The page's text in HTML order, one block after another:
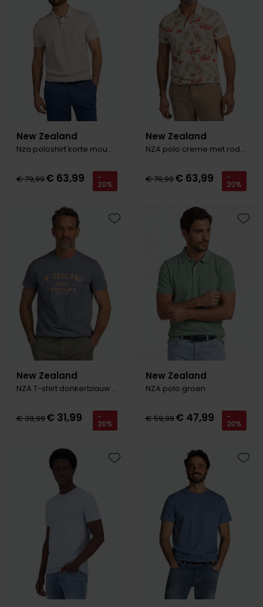
New Zealand
Nza poloshirt korte mouw ecru melange
€ 79,99€ 63,99 -
20%
New Zealand
NZA polo creme met rode bloemen print
€ 79,99€ 63,99 -
20%
New Zealand
NZA T-shirt donkerblauw gemeleerd oranje letters
€ 39,99€ 31,99 -
20%
Toevoegen aan favorieten
New Zealand
NZA polo groen
€ 59,99€ 47,99 -
20%
Toevoegen aan favorieten